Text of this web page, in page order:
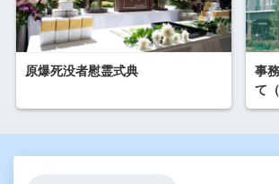
原爆死没者慰霊式典
事
て